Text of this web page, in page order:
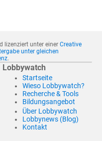
lizenziert unter einer Creative
unter gleichen
.
Lobbywatch
Startseite
Wieso Lobbywatch?
Recherche & Tools
Bildungsangebot
Über Lobbywatch
Lobbynews (Blog)
Kontakt